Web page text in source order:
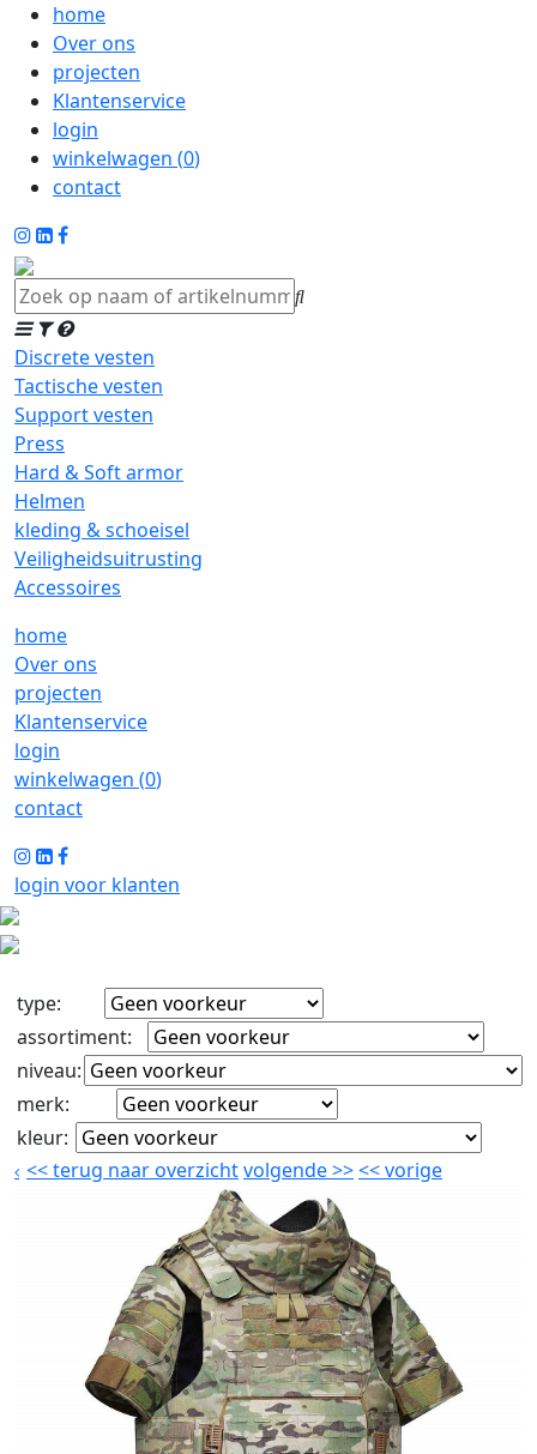
home
Over ons
projecten
Klantenservice
login
winkelwagen (0)
contact
Discrete vesten
Tactische vesten
Support vesten
Press
Hard & Soft armor
Helmen
kleding & schoeisel
Veiligheidsuitrusting
Accessoires
home
Over ons
projecten
Klantenservice
login
winkelwagen (0)
contact
login voor klanten
type:
assortiment:
niveau:
merk:
kleur:
<<terug naar overzichtvolgende>><<vorige